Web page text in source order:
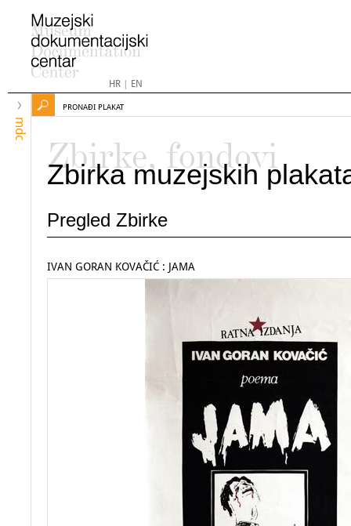
HR| EN
mdc
PRONAĐI PLAKAT
Zbirke, fondovi
Zbirka muzejskih
Pregled Zbirke
IVAN GORAN KOVAČIĆ : JAMA